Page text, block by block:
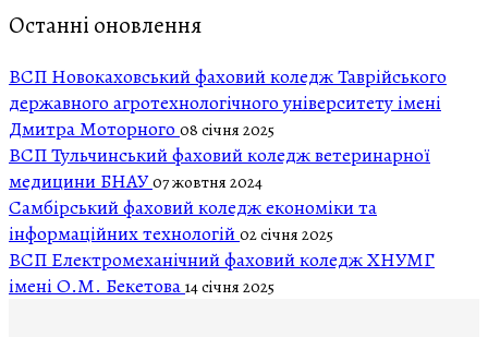
Останні оновлення
ВСП Новокаховський фаховий коледж Таврійського
державного агротехнологічного університету імені
Дмитра Моторного 08 січня 2025
ВСП Тульчинський фаховий коледж ветеринарної
медицини БНАУ07 жовтня 2024
Самбірський фаховий коледж економіки та
інформаційних технологій 02 січня 2025
ВСП Електромеханічний фаховий коледж ХНУМГ
імені О.М. Бекетова 14 січня 2025